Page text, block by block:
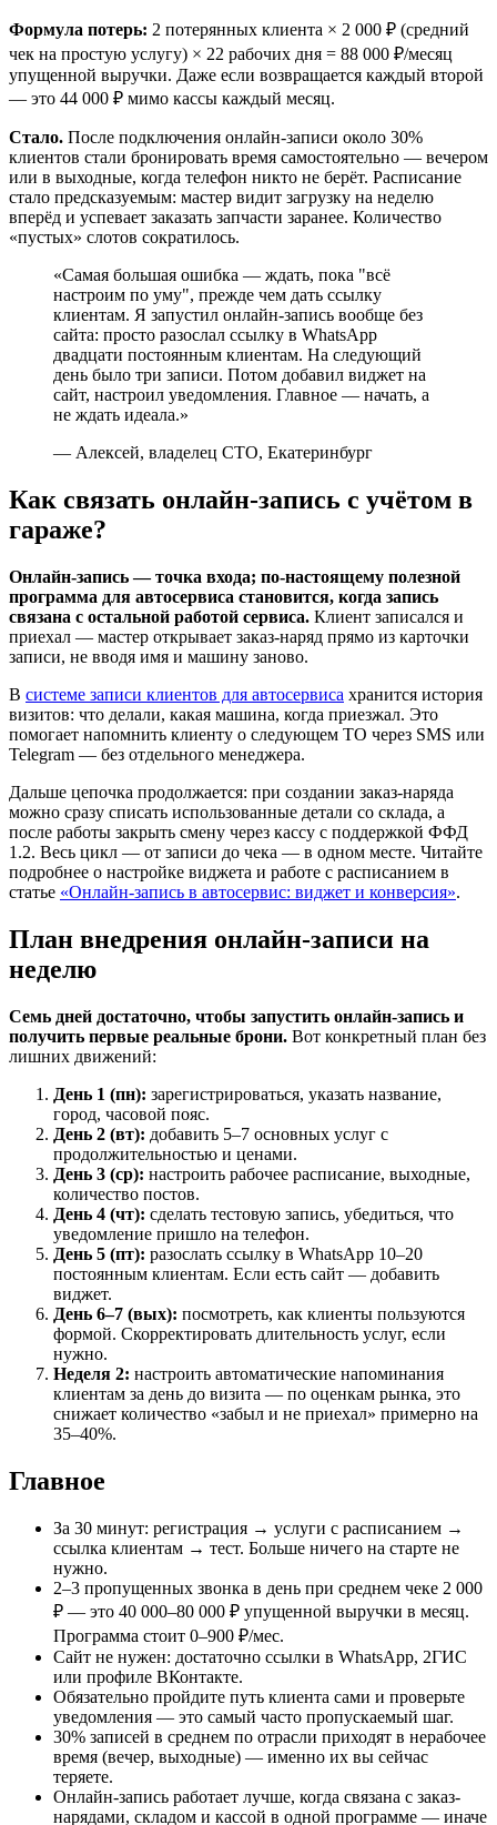
Формула потерь: 2 потерянных клиента × 2 000 ₽ (средний
чек на простую услугу) × 22 рабочих дня = 88 000 ₽/месяц
упущенной выручки. Даже если возвращается каждый второй
— это 44 000 ₽ мимо кассы каждый месяц.
Стало. После подключения онлайн-записи около 30%
клиентов стали бронировать время самостоятельно — вечером
или в выходные, когда телефон никто не берёт. Расписание
стало предсказуемым: мастер видит загрузку на неделю
вперёд и успевает заказать запчасти заранее. Количество
«пустых» слотов сократилось.
«Самая большая ошибка — ждать, пока "всё
настроим по уму", прежде чем дать ссылку
клиентам. Я запустил онлайн-запись вообще без
сайта: просто разослал ссылку в WhatsApp
двадцати постоянным клиентам. На следующий
день было три записи. Потом добавил виджет на
сайт, настроил уведомления. Главное — начать, а
не ждать идеала.»
— Алексей, владелец СТО, Екатеринбург
Как связать онлайн-запись с учётом в
гараже?
Онлайн-запись — точка входа; по-настоящему полезной
программа для автосервиса становится, когда запись
связана с остальной работой сервиса. Клиент записался и
приехал — мастер открывает заказ-наряд прямо из карточки
записи, не вводя имя и машину заново.
В системе записи клиентов для автосервиса хранится история
визитов: что делали, какая машина, когда приезжал. Это
помогает напомнить клиенту о следующем ТО через SMS или
Telegram — без отдельного менеджера.
Дальше цепочка продолжается: при создании заказ-наряда
можно сразу списать использованные детали со склада, а
после работы закрыть смену через кассу с поддержкой ФФД
1.2. Весь цикл — от записи до чека — в одном месте. Читайте
подробнее о настройке виджета и работе с расписанием в
статье «Онлайн-запись в автосервис: виджет и конверсия».
План внедрения онлайн-записи на
неделю
Семь дней достаточно, чтобы запустить онлайн-запись и
получить первые реальные брони. Вот конкретный план без
лишних движений:
День 1 (пн): зарегистрироваться, указать название,
город, часовой пояс.
День 2 (вт): добавить 5–7 основных услуг с
продолжительностью и ценами.
День 3 (ср): настроить рабочее расписание, выходные,
количество постов.
День 4 (чт): сделать тестовую запись, убедиться, что
уведомление пришло на телефон.
День 5 (пт): разослать ссылку в WhatsApp 10–20
постоянным клиентам. Если есть сайт — добавить
виджет.
День 6–7 (вых): посмотреть, как клиенты пользуются
формой. Скорректировать длительность услуг, если
нужно.
Неделя 2: настроить автоматические напоминания
клиентам за день до визита — по оценкам рынка, это
снижает количество «забыл и не приехал» примерно на
35–40%.
Главное
За 30 минут: регистрация → услуги с расписанием →
ссылка клиентам → тест. Больше ничего на старте не
нужно.
2–3 пропущенных звонка в день при среднем чеке 2 000
₽ — это 40 000–80 000 ₽ упущенной выручки в месяц.
Программа стоит 0–900 ₽/мес.
Сайт не нужен: достаточно ссылки в WhatsApp, 2ГИС
или профиле ВКонтакте.
Обязательно пройдите путь клиента сами и проверьте
уведомления — это самый часто пропускаемый шаг.
30% записей в среднем по отрасли приходят в нерабочее
время (вечер, выходные) — именно их вы сейчас
теряете.
Онлайн-запись работает лучше, когда связана с заказ-
нарядами, складом и кассой в одной программе — иначе